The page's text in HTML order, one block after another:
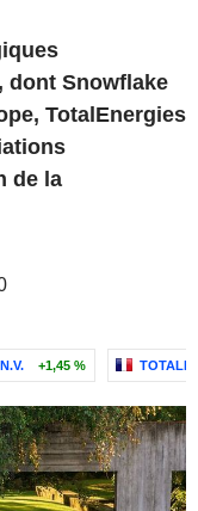
dont Snowflake
TotalEnergies
de la
+1,45 %